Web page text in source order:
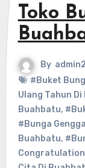
Toko
By admin2
#Buket
Ulang Tahun
Buahbatu,
#Bunga
Buahbatu,